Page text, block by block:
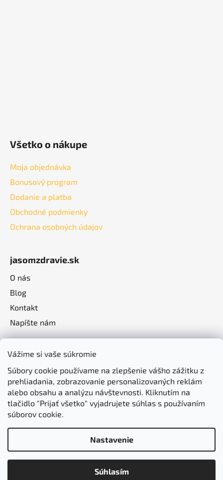
Vážime si vaše súkromie
Súbory cookie používame na zlepšenie vášho zážitku z
prehliadania, zobrazovanie personalizovaných reklám
alebo obsahu a analýzu návštevnosti. Kliknutím na
tlačidlo "Prijať všetko" vyjadrujete súhlas s používaním
súborov cookie.
Nastavenie
Súhlasím
Všetko o nákupe
Moja objednávka
Bonusový program
Dodanie a platba
Obchodné podmienky
Ochrana osobných údajov
jasomzdravie.sk
O nás
Blog
Kontakt
Napíšte nám
Vytvoril Shoptet
jasomzdravie.sk